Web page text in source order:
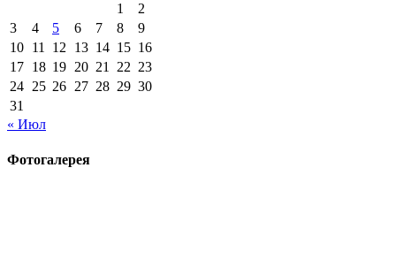
1
2
3
4 5 6 7 8
9
10 11 12 13 14 15 16
17 18 19 20 21 22 23
24 25 26 27 28 29 30
31
« Июл
Фотогалерея